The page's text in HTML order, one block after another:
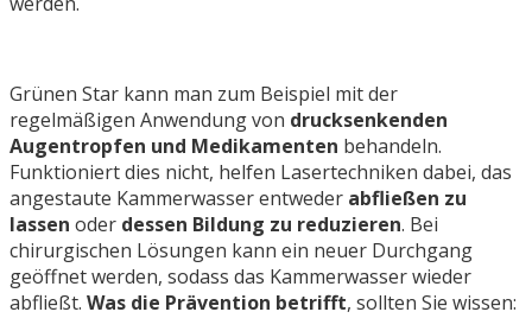
Grünen Star kann man zum Beispiel mit der
regelmäßigen Anwendung von drucksenkenden
Augentropfen und Medikamenten behandeln.
Funktioniert dies nicht, helfen Lasertechniken dabei, das
angestaute Kammerwasser entweder abfließen zu
lassen oder dessen Bildung zu reduzieren. Bei
chirurgischen Lösungen kann ein neuer Durchgang
geöffnet werden, sodass das Kammerwasser wieder
abfließt. Was die Prävention betrifft, sollten Sie wissen: